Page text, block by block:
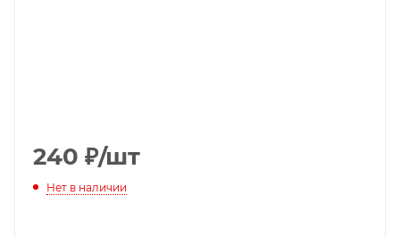
240 ₽/шт
Нет в наличии